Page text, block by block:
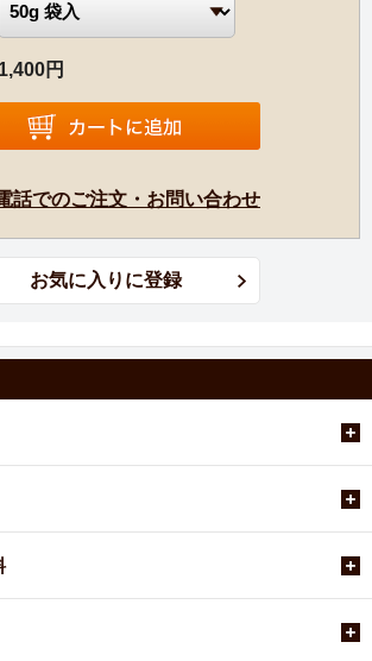
最も古い茶園の一つとして知られてお
派のアッサム紅茶を生産することで高く
。およそ840ヘクタールの広大なプランテ
誇る茶園では、オーソドックス紅茶、
も生産しており、国内外で人気を博して
1,400円
話でのご注文・お問い合わせ